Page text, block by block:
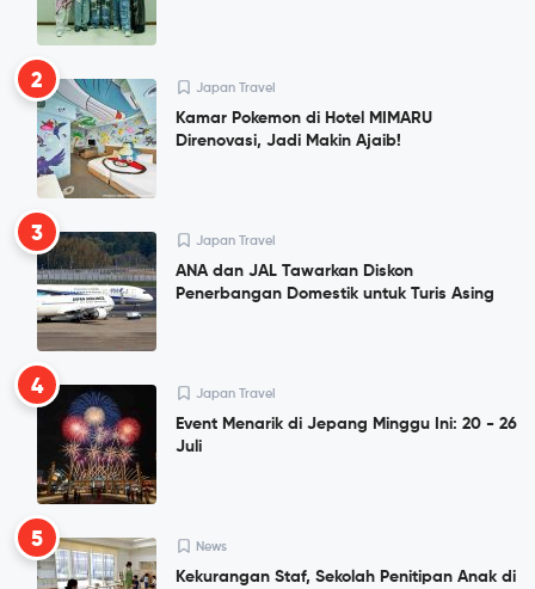
2 Japan Travel
Kamar Pokemon di Hotel MIMARU
Direnovasi, Jadi Makin Ajaib!
3 Japan Travel
ANA dan JAL Tawarkan Diskon
Penerbangan Domestik untuk Turis Asing
4 Japan Travel
Event Menarik di Jepang Minggu Ini: 20 - 26
Juli
5 News
Kekurangan Staf, Sekolah Penitipan Anak di